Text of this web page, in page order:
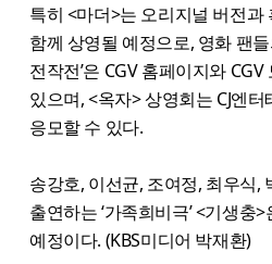
특히 <마더>는 오리지널 버전과
함께 상영될 예정으로, 영화 팬
전작전’은 CGV 홈페이지와
있으며, <옥자> 상영회는 CJ엔
응모할 수 있다.
송강호, 이선균, 조여정, 최우식,
출연하는 ‘가족희비극’ <기생충
예정이다. (KBS미디어 박재환)